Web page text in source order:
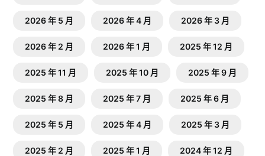
2026 年 5 月 2026 年 4 月 2026 年 3 月
2026 年 2 月 2026 年 1 月 2025 年 12 月
2025 年 11 月 2025 年 10 月 2025 年 9 月
2025 年 8 月 2025 年 7 月 2025 年 6 月
2025 年 5 月 2025 年 4 月 2025 年 3 月
2025 年 2 月 2025 年 1 月 2024 年 12 月